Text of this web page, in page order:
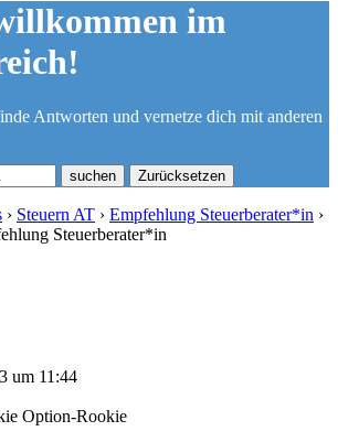
im
Antworten und vernetze dich mit anderen
Zurücksetzen
› Steuern AT › Empfehlung Steuerberater*in ›
Steuerberater*in
um 11:44
Option-Rookie